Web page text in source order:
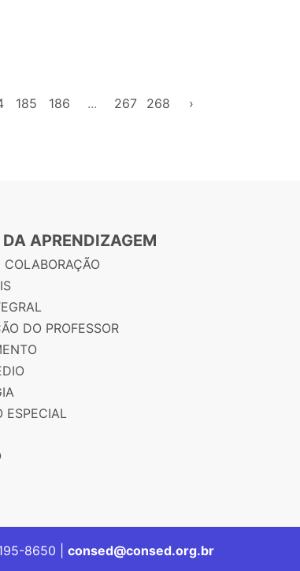
185 186 ... 267 268 ›
APRENDIZAGEM
COLABORAÇÃO
DO PROFESSOR
ESPECIAL
8650 | consed@consed.org.br